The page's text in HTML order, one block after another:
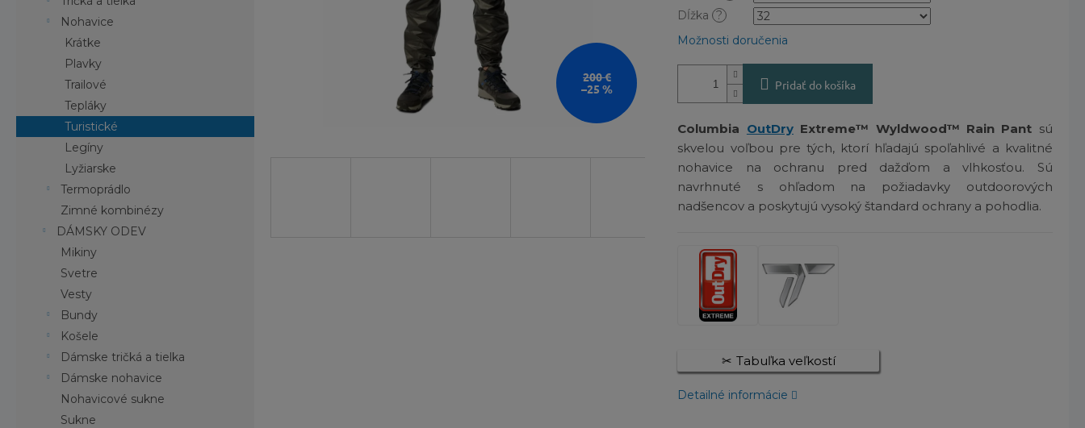
Nohavice
Krátke
Plavky
Trailové
Tepláky
Turistické
Legíny
Lyžiarske
Termoprádlo
Zimné kombinézy
DÁMSKY ODEV
Mikiny
Svetre
Vesty
Bundy
Košele
Dámske tričká a tielka
Dámske nohavice
Nohavicové sukne
Sukne
200 €
–25 %
Dĺžka ?
Možnosti doručenia
Pridať do košíka
Columbia OutDryExtreme™ Wyldwood™ Rain Pant sú
skvelou voľbou pre tých, ktorí hľadajú spoľahlivé a kvalitné
nohavice na ochranu pred dažďom a vlhkosťou. Sú
navrhnuté s ohľadom na požiadavky outdoorových
nadšencov a poskytujú vysoký štandard ochrany a pohodlia.
Tabuľka veľkostí
Detailné informácie